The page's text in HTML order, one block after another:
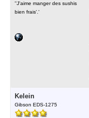
''J'aime manger des sushis
bien frais'.'
Kelein
Gibson EDS-1275